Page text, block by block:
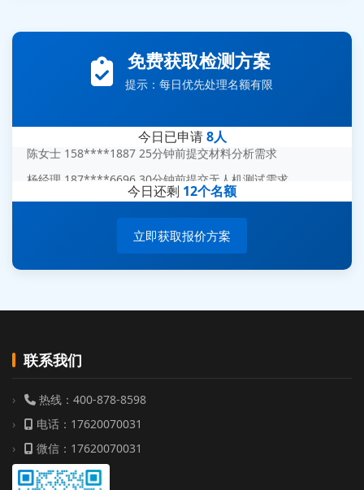
免费获取检测方案
提示：每日优先处理名额有限
今日已申请8人
李女士 159****5393 3分钟前提交可靠性测试需求
王经理 186****9012 7分钟前提交并网/涉网试验需求
赵总 135****7688 12分钟前提交芯片失效分析需求
陈女士 158****1887 25分钟前提交材料分析需求
杨经理 187****6696 30分钟前提交无人机测试需求
周总 136****0539 35分钟前提交机器人测试需求
今日还剩 12个名额
立即获取报价方案
联系我们
热线：400-878-8598
电话：17620070031
微信：17620070031